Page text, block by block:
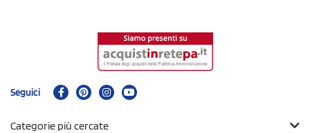
Seguici
Categorie più cercate